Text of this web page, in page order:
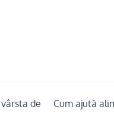
de
Cum ajută